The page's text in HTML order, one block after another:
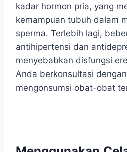
kadar hormon pria, yang
kemampuan tubuh dalam
sperma. Terlebih lagi,
antihipertensi dan
menyebabkan disfungsi
Anda berkonsultasi
mengonsumsi obat-obat